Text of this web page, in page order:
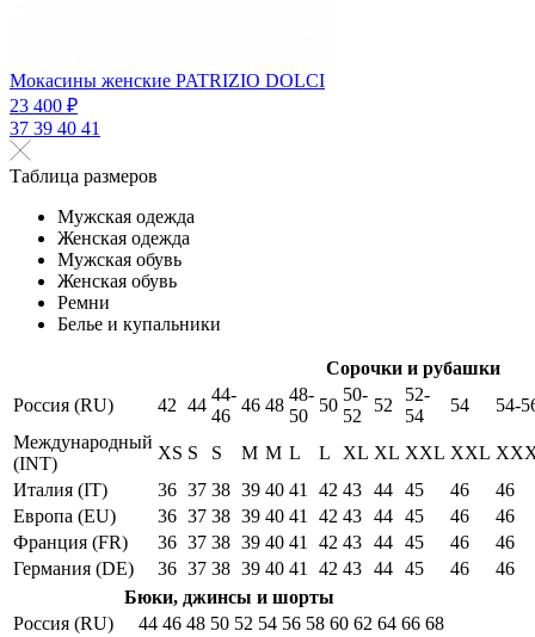
Мокасины женские PATRIZIO DOLCI
23 400 ₽
37 39 40 41
Таблица размеров
Мужская одежда
Женская одежда
Мужская обувь
Женская обувь
Ремни
Белье и купальники
Сорочки и рубашки
Россия (RU)
42 44
44-
46
46 48
48-
50
50
50-
52
52
52-
54
54
54-
Международный
(INT)
XS S S M M L L XL XL XXL XXL
Италия (IT)
36 37 38 39 40 41 42 43 44 45 46
46
Европа (EU)
36 37 38 39 40 41 42 43 44 45 46
46
Франция (FR)
36 37 38 39 40 41 42 43 44 45 46
46
Германия (DE)
36 37 38 39 40 41 42 43 44 45 46
46
Бюки, джинсы и шорты
Россия (RU)
44 46 48 50 52 54 56 58 60 62 64 66 68